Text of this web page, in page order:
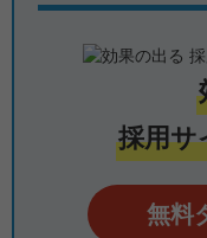
採用サ
無料